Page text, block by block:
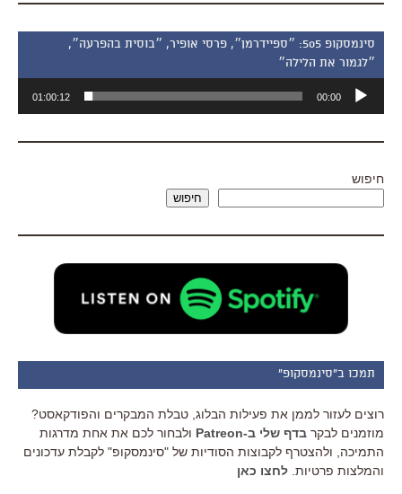
סינמסקופ 505: ״ספיידרמן״, פרסי אופיר, ״בוסית בהפרעה״,
״לגמור את הלילה״
אודיו
00:00
01:00:12
חיפוש
חיפוש
תמכו ב"סינמסקופ"
רוצים לעזור לממן את פעילות הבלוג, טבלת המבקרים והפודקאסט?
מוזמנים לבקר בדף שלי ב-Patreon
ולבחור לכם את אחת מדרגות
התמיכה, ולהצטרף לקבוצות הסודיות של "סינמסקופ" לקבלת עדכונים
והמלצות פרטיות. לחצו כאן